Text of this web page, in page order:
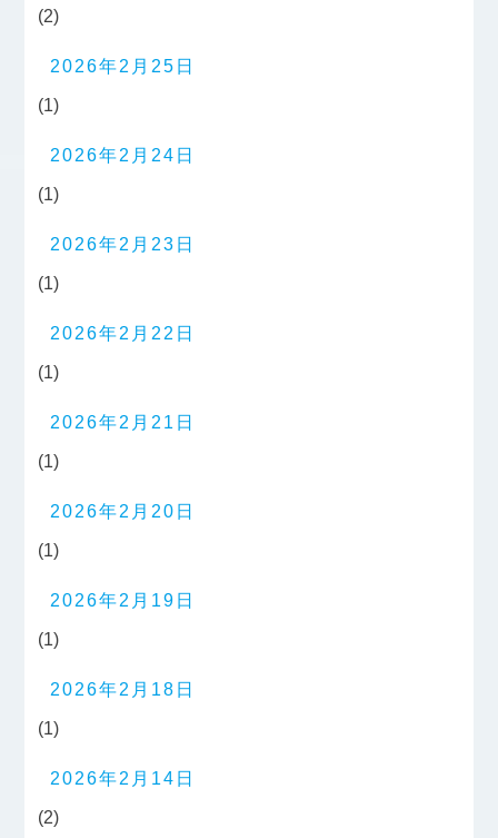
(2)
2026年2月25日
(1)
2026年2月24日
(1)
2026年2月23日
(1)
2026年2月22日
(1)
2026年2月21日
(1)
2026年2月20日
(1)
2026年2月19日
(1)
2026年2月18日
(1)
2026年2月14日
(2)